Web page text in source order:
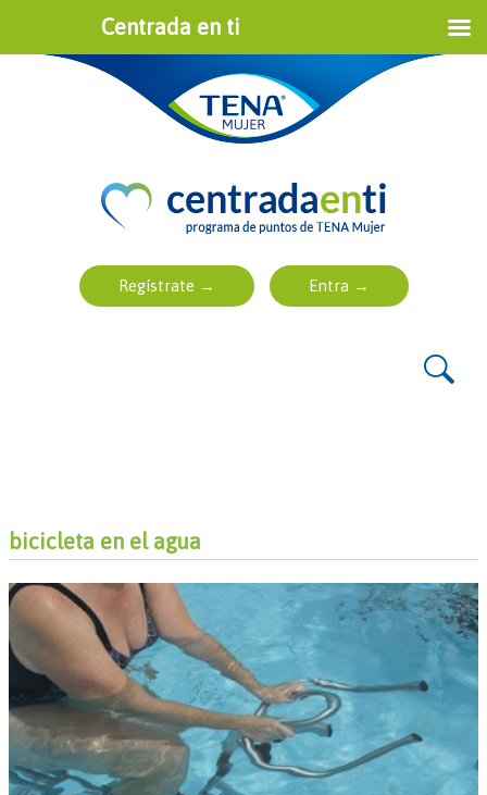
bicicleta en el agua
Centrada en ti